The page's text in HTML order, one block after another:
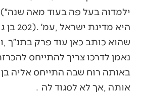
‬אותה‭, ‬אך‭ ‬לא‭ ‬לסגוד‭ ‬לה‭.‬‮ ‬